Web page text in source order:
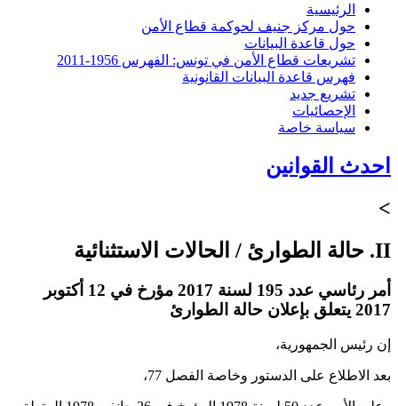
الرئيسية
حول مركز جنيف لحوكمة قطاع الأمن
حول قاعدة البيانات
تشريعات قطاع الأمن في تونس: الفهرس 1956-2011
فهرس قاعدة البيانات القانونية
تشريع جديد
الإحصائيات
سياسة خاصة
احدث القوانين
>
II. حالة الطوارئ / الحالات الاستثنائية
أمر رئاسي عدد 195 لسنة 2017 مؤرخ في 12 أكتوبر
2017 يتعلق بإعلان حالة الطوارئ
إن رئيس الجمهورية،
بعد الاطلاع على الدستور وخاصة الفصل 77،